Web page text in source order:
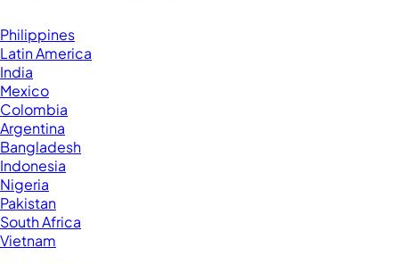
Philippines
Latin America
India
Mexico
Colombia
Argentina
Bangladesh
Indonesia
Nigeria
Pakistan
South Africa
Vietnam